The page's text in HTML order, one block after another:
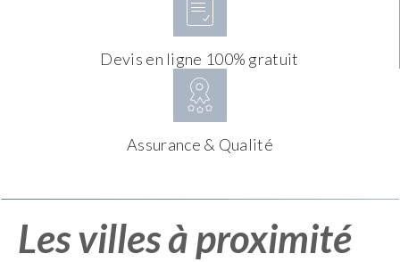
Devis en ligne 100% gratuit
Assurance & Qualité
Les villes à proximité